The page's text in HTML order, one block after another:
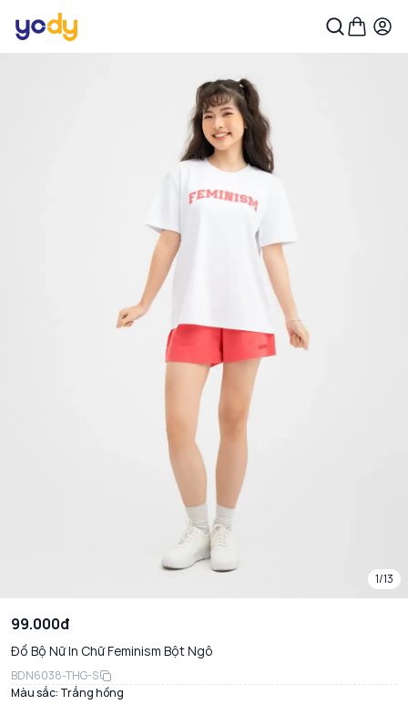
1/13
99.000đ
Đồ Bộ Nữ In Chữ Feminism Bột Ngô
BDN6038-THG-S
Màu sắc: Trắng hồng